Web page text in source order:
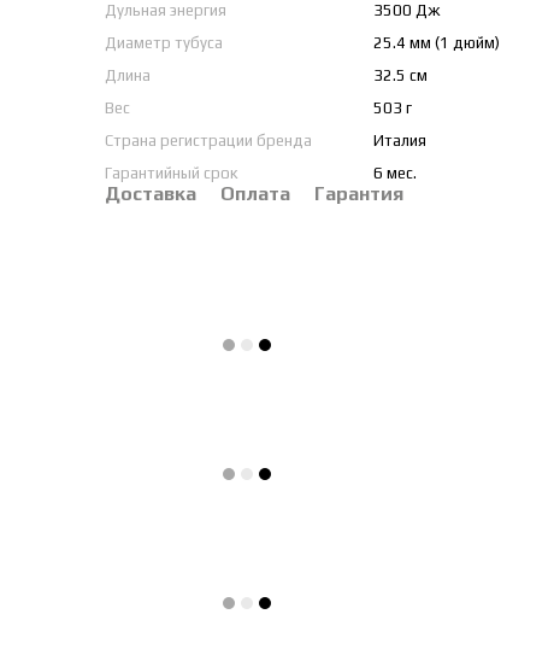
Дульная энергия
3500 Дж
Диаметр тубуса
25.4 мм (1 дюйм)
Длина
32.5 см
Вес
503 г
Страна регистрации бренда
Италия
Гарантийный срок
6 мес.
Доставка Оплата Гарантия